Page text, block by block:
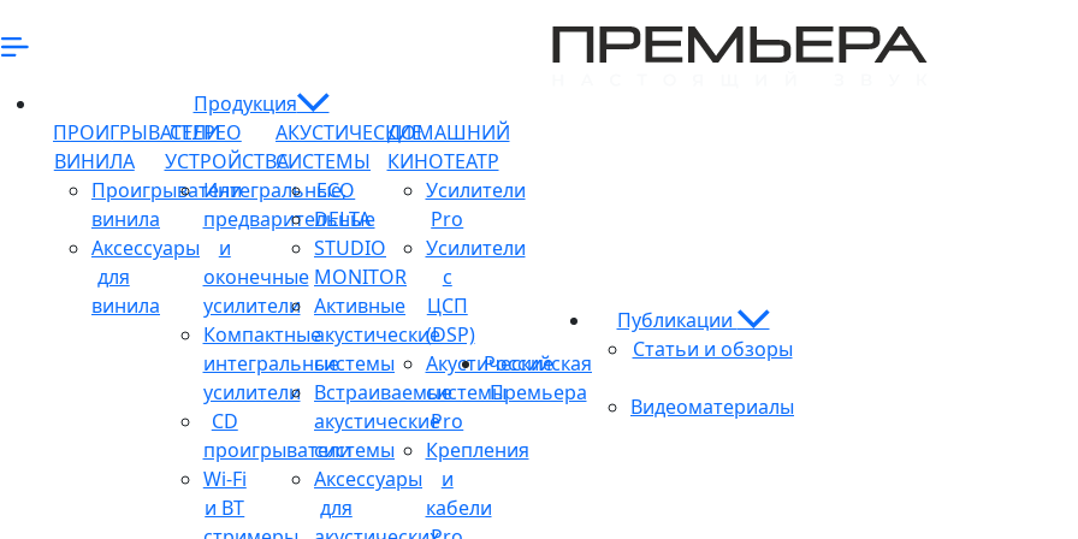
Продукция
ПРОИГРЫВАТЕЛИ
ВИНИЛА
Проигрыватели
винила
Аксессуары
для
винила
СТЕРЕО
УСТРОЙСТВА
Интегральные,
предварительные
и
оконечные
усилители
Компактные
интегральные
усилители
CD
проигрыватели
Wi-Fi
и BT
АКУСТИЧЕСКИЕ
СИСТЕМЫ
ECO
DELTA
STUDIO
MONITOR
Активные
акустические
системы
Встраиваемые
акустические
системы
Аксессуары
для
ДОМАШНИЙ
КИНОТЕАТР
Усилители
Pro
Усилители
с
ЦСП
(DSP)
Акустические
системы
Pro
Крепления
и
кабели
Российская
Премьера
Публикации
Статьи и обзоры
Видеоматериалы